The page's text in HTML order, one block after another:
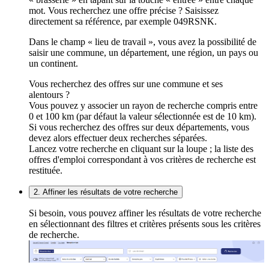
mot. Vous recherchez une offre précise ? Saisissez
directement sa référence, par exemple 049RSNK.
Dans le champ « lieu de travail », vous avez la possibilité de
saisir une commune, un département, une région, un pays ou
un continent.
Vous recherchez des offres sur une commune et ses
alentours ?
Vous pouvez y associer un rayon de recherche compris entre
0 et 100 km (par défaut la valeur sélectionnée est de 10 km).
Si vous recherchez des offres sur deux départements, vous
devez alors effectuer deux recherches séparées.
Lancez votre recherche en cliquant sur la loupe ; la liste des
offres d'emploi correspondant à vos critères de recherche est
restituée.
2. Affiner les résultats de votre recherche
Si besoin, vous pouvez affiner les résultats de votre recherche
en sélectionnant des filtres et critères présents sous les critères
de recherche.